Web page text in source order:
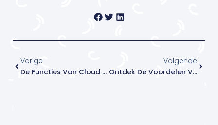
Vorige
De Functies Van Cloud PBX
Volgende
Ontdek De Voordelen Van Cloud PBX